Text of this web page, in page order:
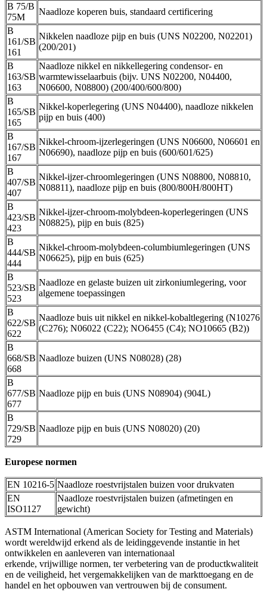
B 75/B
75M
Naadloze koperen buis, standaard certificering
B
161/SB
161
Nikkelen naadloze pijp en buis (UNS N02200, N02201)
(200/201)
B
163/SB
163
Naadloze nikkel en nikkellegering condensor- en
warmtewisselaarbuis (bijv. UNS N02200, N04400,
N06600, N08800) (200/400/600/800)
B
165/SB
165
Nikkel-koperlegering (UNS N04400), naadloze nikkelen
pijp en buis (400)
B
167/SB
167
Nikkel-chroom-ijzerlegeringen (UNS N06600, N06601 en
N06690), naadloze pijp en buis (600/601/625)
B
407/SB
407
Nikkel-ijzer-chroomlegeringen (UNS N08800, N08810,
N08811), naadloze pijp en buis (800/800H/800HT)
B
423/SB
423
Nikkel-ijzer-chroom-molybdeen-koperlegeringen (UNS
N08825), pijp en buis (825)
B
444/SB
444
Nikkel-chroom-molybdeen-columbiumlegeringen (UNS
N06625), pijp en buis (625)
B
523/SB
523
Naadloze en gelaste buizen uit zirkoniumlegering, voor
algemene toepassingen
B
622/SB
622
Naadloze buis uit nikkel en nikkel-kobaltlegering (N10276
(C276); N06022 (C22); NO6455 (C4); NO10665 (B2))
B
668/SB
668
Naadloze buizen (UNS N08028) (28)
B
677/SB
677
Naadloze pijp en buis (UNS N08904) (904L)
B
729/SB
729
Naadloze pijp en buis (UNS N08020) (20)
Europese normen
EN 10216-5 Naadloze roestvrijstalen buizen voor drukvaten
EN
ISO1127
Naadloze roestvrijstalen buizen (afmetingen en
gewicht)
ASTM International (American Society for Testing and Materials)
wordt wereldwijd erkend als de leidinggevende instantie in het
ontwikkelen en aanleveren van internationaal
erkende, vrijwillige normen, ter verbetering van de productkwaliteit
en de veiligheid, het vergemakkelijken van de markttoegang en de
handel en het opbouwen van vertrouwen bij de consument.